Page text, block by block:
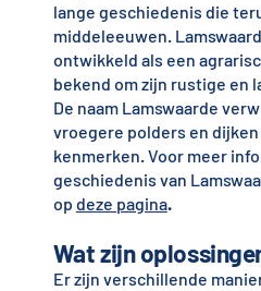
lange geschiedenis die
middeleeuwen.
ontwikkeld als een
bekend om zijn rustige en
De naam Lamswaarde
vroegere polders en
kenmerken. Voor meer
geschiedenis van
op deze pagina.
Wat zijn
Er zijn verschillende